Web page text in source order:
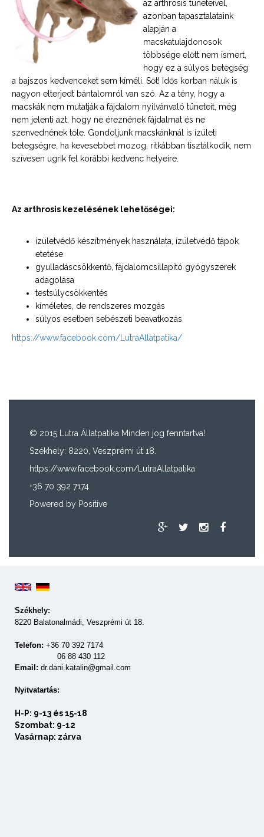
az arthrosis tüneteivel,
azonban tapasztalataink
alapján a
macskatulajdonosok
többsége előtt nem ismert,
hogy ez a súlyos betegség
a bajszos kedvenceket sem kíméli. Sőt! Idős korban náluk is
nagyon elterjedt bántalomról van szó. Az a tény, hogy a
macskák nem mutatják a fájdalom nyilvánvaló tüneteit, még
nem jelenti azt, hogy ne éreznének fájdalmat és ne
szenvednének tőle. Gondoljunk macskánknál is ízületi
betegségre, ha kevesebbet mozog, ritkábban tisztálkodik, nem
szívesen ugrik fel korábbi kedvenc helyeire.
Az arthrosis kezelésének lehetőségei:
ízületvédő készítmények használata, ízületvédő tápok
etetése
gyulladáscsökkentő, fájdalomcsillapító gyógyszerek
adagolása
testsúlycsökkentés
kíméletes, de rendszeres mozgás
súlyos esetben sebészeti beavatkozás
https://www.facebook.com/LutraAllatpatika/
© 2015 Lutra Állatpatika Minden jog fenntartva!
Székhely: 8220, Veszprémi út 18.
https://www.facebook.com/LutraAllatpatika
+36 70 392 7174
Powered by Positive
Székhely:
8220 Balatonalmádi, Veszprémi út 18.
Telefon: +36 70 392 7174
06 88 430 112
Email: dr.dani.katalin@gmail.com
Nyitvatartás:
H-P: 9-13 és 15-18
Szombat: 9-12
Vasárnap: zárva